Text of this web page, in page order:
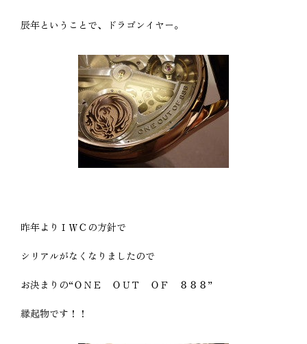
辰年ということで、ドラゴンイヤー。
昨年よりＩＷＣの方針で
シリアルがなくなりましたので
お決まりの“ＯＮＥ ＯＵＴ ＯＦ ８８８”
縁起物です！！